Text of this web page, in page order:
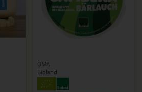
ÖMA
Bioland